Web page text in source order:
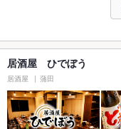
居酒屋 ひでぼう
居酒屋 蒲田